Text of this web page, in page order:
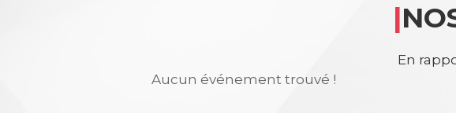
|
En
Aucun événement trouvé !